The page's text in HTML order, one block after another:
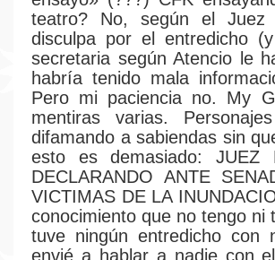
teatro? No, según el
disculpa por el entredicho
secretaria según Atencio le
habría tenido mala
Pero mi paciencia no. My
mentiras varias.
difamando a sabiendas sin
esto es demasiado: JUEZ
DECLARANDO ANTE
VICTIMAS DE LA
conocimiento que no tengo
tuve ningún entredicho con
envié a hablar a nadie con